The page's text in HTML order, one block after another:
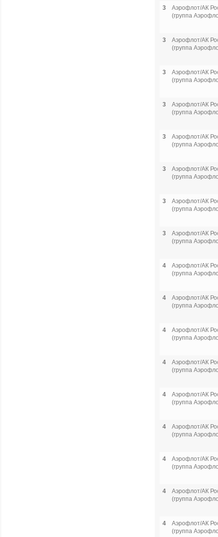
3
Аэрофлот/АК
(группа
3
Аэрофлот/АК
(группа
3
Аэрофлот/АК
(группа
3
Аэрофлот/АК
(группа
3
Аэрофлот/АК
(группа
3
Аэрофлот/АК
(группа
3
Аэрофлот/АК
(группа
3
Аэрофлот/АК
(группа
4
Аэрофлот/АК
(группа
4
Аэрофлот/АК
(группа
4
Аэрофлот/АК
(группа
4
Аэрофлот/АК
(группа
4
Аэрофлот/АК
(группа
4
Аэрофлот/АК
(группа
4
Аэрофлот/АК
(группа
4
Аэрофлот/АК
(группа
4
Аэрофлот/АК
(группа